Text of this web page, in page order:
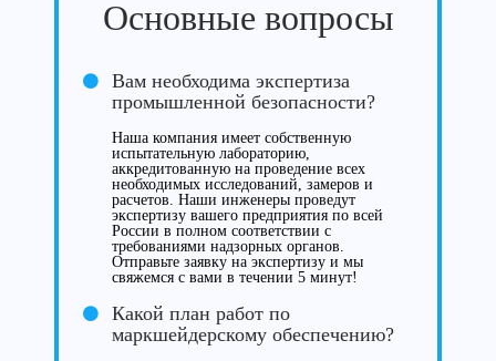
Основные вопросы
Вам необходима экспертиза
промышленной безопасности?
Наша компания имеет собственную
испытательную лабораторию,
аккредитованную на проведение всех
необходимых исследований, замеров и
расчетов. Наши инженеры проведут
экспертизу вашего предприятия по всей
России в полном соответствии с
требованиями надзорных органов.
Отправьте заявку на экспертизу и мы
свяжемся с вами в течении 5 минут!
Какой план работ по
маркшейдерскому обеспечению?